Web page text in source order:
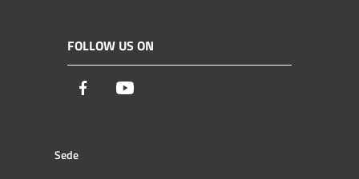
FOLLOW US ON
Facebook
Sede